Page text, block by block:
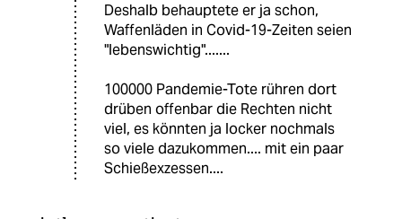
Deshalb behauptete er ja schon,
Waffenläden in Covid-19-Zeiten seien
"lebenswichtig".......
100000 Pandemie-Tote rühren dort
drüben offenbar die Rechten nicht
viel, es könnten ja locker nochmals
so viele dazukommen.... mit ein paar
Schießexzessen....